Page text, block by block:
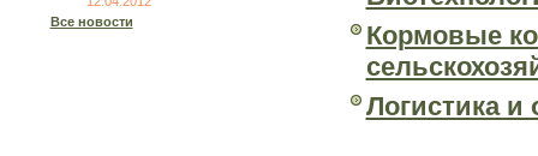
Все новости
Кормовые
Логистика и